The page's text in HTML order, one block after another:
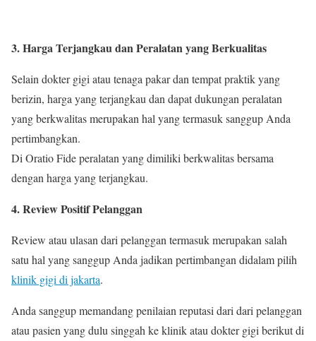
3. Harga Terjangkau dan Peralatan yang Berkualitas
Selain dokter gigi atau tenaga pakar dan tempat praktik yang
berizin, harga yang terjangkau dan dapat dukungan peralatan
yang berkwalitas merupakan hal yang termasuk sanggup Anda
pertimbangkan.
Di Oratio Fide peralatan yang dimiliki berkwalitas bersama
dengan harga yang terjangkau.
4. Review Positif Pelanggan
Review atau ulasan dari pelanggan termasuk merupakan salah
satu hal yang sanggup Anda jadikan pertimbangan didalam pilih
klinik gigi di jakarta.
Anda sanggup memandang penilaian reputasi dari dari pelanggan
atau pasien yang dulu singgah ke klinik atau dokter gigi berikut di